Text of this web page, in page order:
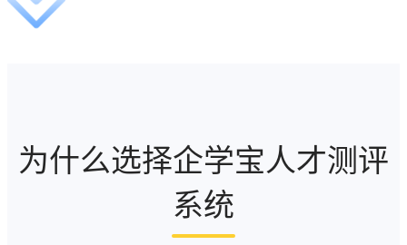
为什么选择企学宝人才测评
系统